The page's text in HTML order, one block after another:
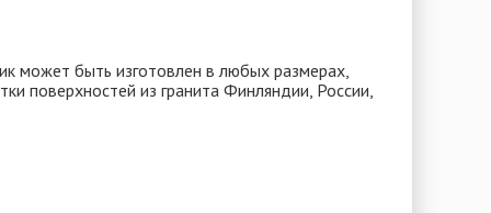
может быть изготовлен в любых размерах,
поверхностей из гранита Финляндии, России,